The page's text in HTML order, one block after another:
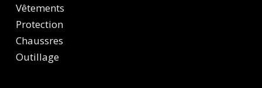
Vêtements
Protection
Chaussres
Outillage